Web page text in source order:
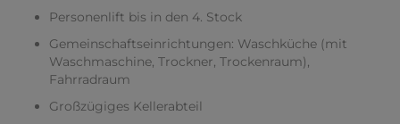
Personenlift bis in den 4. Stock
Gemeinschaftseinrichtungen: Waschküche (mit
Waschmaschine, Trockner, Trockenraum),
Fahrradraum
Großzügiges Kellerabteil